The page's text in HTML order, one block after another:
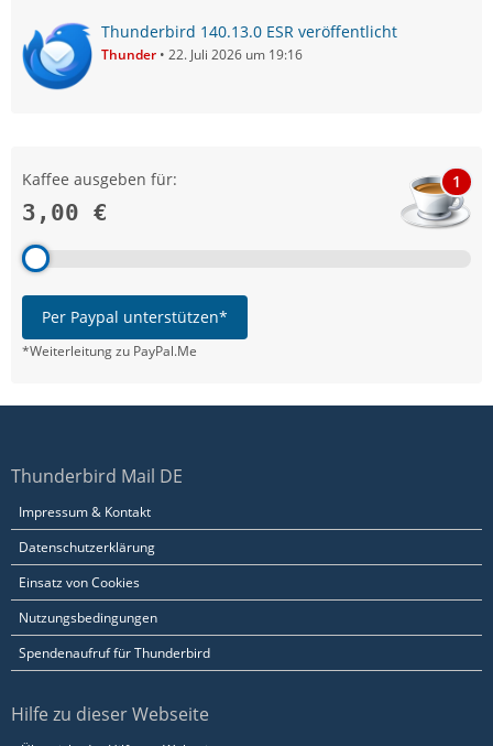
Thunderbird 140.13.0 ESR veröffentlicht
Thunder 22. Juli 2026 um 19:16
Kaffee ausgeben für:
3,00 €
1
Per Paypal unterstützen*
*Weiterleitung zu PayPal.Me
Thunderbird Mail DE
Impressum & Kontakt
Datenschutzerklärung
Einsatz von Cookies
Nutzungsbedingungen
Spendenaufruf für Thunderbird
Hilfe zu dieser Webseite